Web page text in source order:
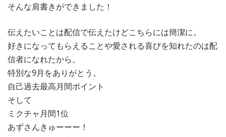
そんな肩書きができました！
伝えたいことは配信で伝えたけどこちらには簡潔に。
好きになってもらえることや愛される喜びを知れたのは配
信者になれたから。
特別な9月をありがとう。
自己過去最高月間ポイント
そして
ミクチャ月間1位
あずさんきゅーーー！